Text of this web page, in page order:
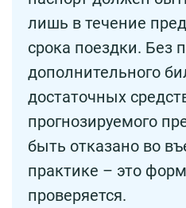
лишь в течение
срока поездки. Без
дополнительного
достаточных
прогнозируемого
быть отказано во
практике – это
проверяется.